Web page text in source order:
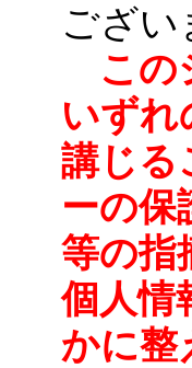
ござい
この
いずれ
講じる
ーの保
等の指
個人情
かに整